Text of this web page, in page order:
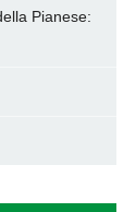
Pianese: